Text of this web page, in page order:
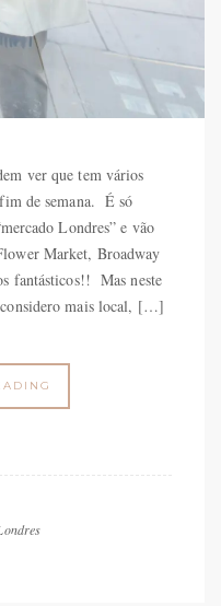
ver que tem vários
de semana. É só
Londres” e vão
Market, Broadway
fantásticos!! Mas neste
mais local, […]